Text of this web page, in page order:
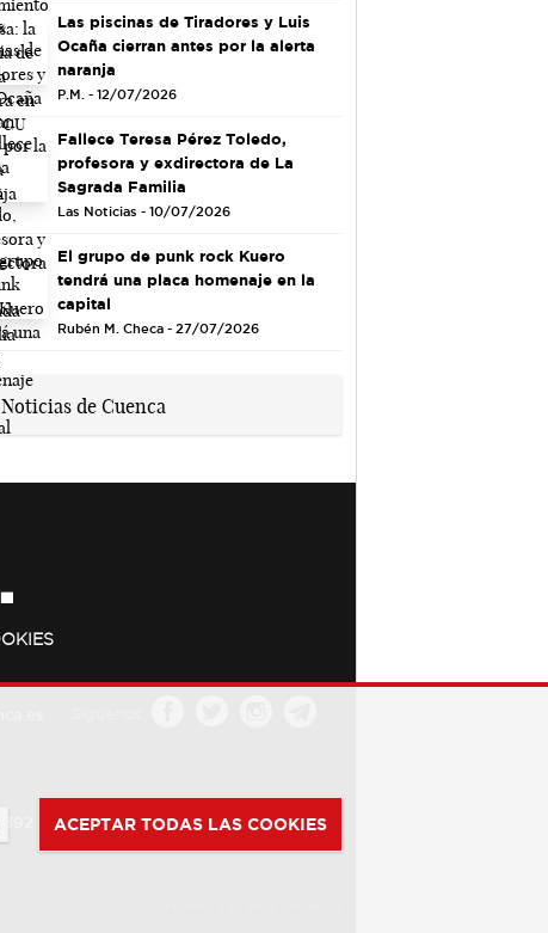
Las piscinas de Tiradores y Luis
Ocaña cierran antes por la alerta
naranja
P.M. - 12/07/2026
Fallece Teresa Pérez Toledo,
profesora y exdirectora de La
Sagrada Familia
Las Noticias - 10/07/2026
El grupo de punk rock Kuero
tendrá una placa homenaje en la
capital
Rubén M. Checa - 27/07/2026
ACEPTAR TODAS LAS COOKIES